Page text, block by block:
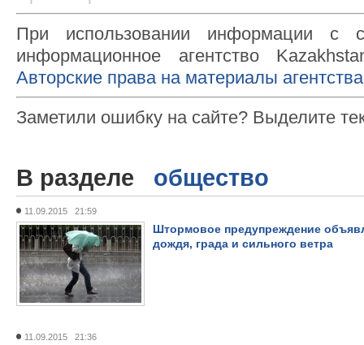
При использовании информации с
информационное агентство
Авторские права на материалы
Заметили ошибку на сайте? Выделите
В разделе общество
11.09.2015 21:59
Штормовое предупреждение
дождя, града и сильного ветра
11.09.2015 21:36